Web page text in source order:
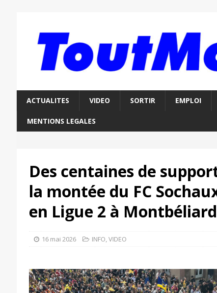
ACTUALITES VIDEO SORTIR EMPLOI
MENTIONS LEGALES
Des centaines de
la montée du FC
en Ligue 2 à Montbéliard
16 mai 2026 INFO,VIDEO